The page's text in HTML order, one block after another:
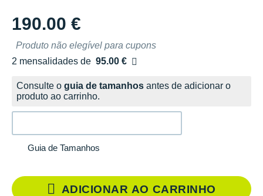
190.00 €
Produto não elegível para cupons
2 mensalidades de 95.00 €
sem custos
Consulte o guia de tamanhos antes de adicionar o
produto ao carrinho.
Guia de Tamanhos
ADICIONAR AO CARRINHO